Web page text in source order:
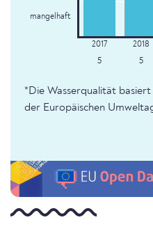
mangelhaft
5 5
*Die Wasserqualität
der Europäischen